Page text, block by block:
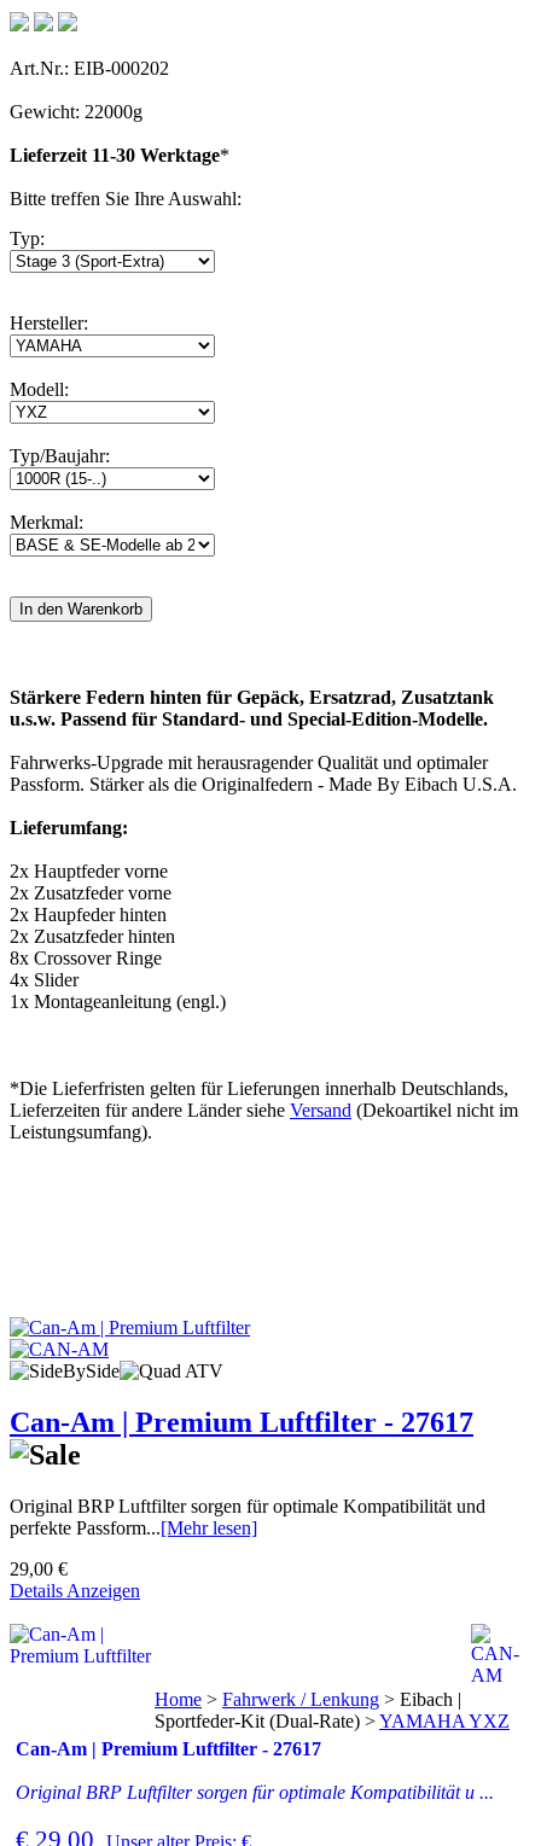
Art.Nr.: EIB-000202
Gewicht: 22000g
Lieferzeit 11-30 Werktage*
Bitte treffen Sie Ihre Auswahl:
Typ:
Hersteller:
Modell:
Typ/Baujahr:
Merkmal:
Stärkere Federn hinten für Gepäck, Ersatzrad, Zusatztank
u.s.w. Passend für Standard- und Special-Edition-Modelle.
Fahrwerks-Upgrade mit herausragender Qualität und optimaler
Passform. Stärker als die Originalfedern - Made By Eibach U.S.A.
Lieferumfang:
2x Hauptfeder vorne
2x Zusatzfeder vorne
2x Haupfeder hinten
2x Zusatzfeder hinten
8x Crossover Ringe
4x Slider
1x Montageanleitung (engl.)
*Die Lieferfristen gelten für Lieferungen innerhalb Deutschlands,
Lieferzeiten für andere Länder siehe Versand (Dekoartikel nicht im
Leistungsumfang).
Can-Am | Premium Luftfilter - 27617
Original BRP Luftfilter sorgen für optimale Kompatibilität und
perfekte Passform...[Mehr lesen]
29,00 €
Details Anzeigen
Can-Am | Premium Luftfilter - 27617
Original BRP Luftfilter sorgen für optimale Kompatibilität u ...
€ 29,00 Unser alter Preis: €
Home > Fahrwerk / Lenkung > Eibach |
Sportfeder-Kit (Dual-Rate) >YAMAHA YXZ